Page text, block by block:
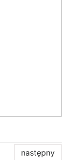
następny